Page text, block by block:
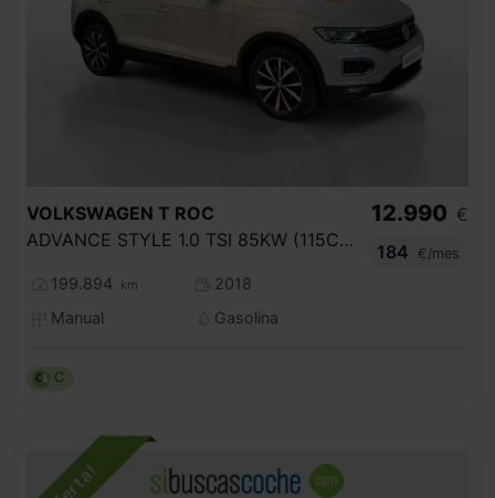
VOLKSWAGEN T ROC
ADVANCE STYLE 1.0 TSI 85KW (115CV)
199.894 km
2018
Manual
Gasolina
12.990 €
184
€/mes
C